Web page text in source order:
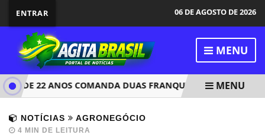
ENTRAR 06 DE AGOSTO DE 2026
MENU
DE 22 ANOS COMANDA DUAS FRANQUIAS NO INTERIOR DE
MENU
NOTÍCIAS AGRONEGÓCIO
4 MIN DE LEITURA